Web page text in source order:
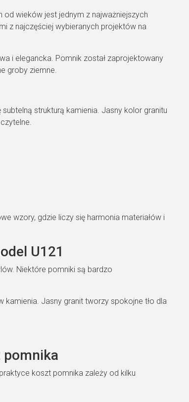
wieków jest jednym z najważniejszych
z najczęściej wybieranych projektów na
i elegancka. Pomnik został zaprojektowany
groby ziemne.
strukturą kamienia. Jasny kolor granitu
wzory, gdzie liczy się harmonia materiałów i
U121
Niektóre pomniki są bardzo
Jasny granit tworzy spokojne tło dla
pomnika
koszt pomnika zależy od kilku